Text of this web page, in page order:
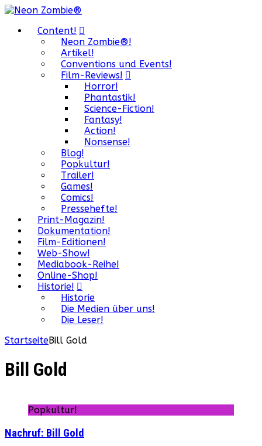
Content!
Neon Zombie®!
Artikel!
Conventions und Events!
Film-Reviews!
Horror!
Phantastik!
Science-Fiction!
Fantasy!
Action!
Nonsense!
Blog!
Popkultur!
Trailer!
Games!
Comics!
Pressehefte!
Print-Magazin!
Dokumentation!
Film-Editionen!
Web-Show!
Mediabook-Reihe!
Online-Shop!
Historie!
Historie
Die Medien über uns!
Die Leser!
StartseiteBill Gold
Bill Gold
Popkultur!
Nachruf: Bill Gold